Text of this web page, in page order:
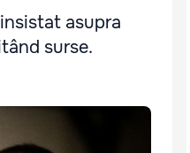
asupra
surse.